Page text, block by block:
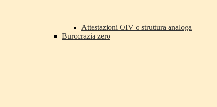
Attestazioni OIV o struttura analoga
Burocrazia zero